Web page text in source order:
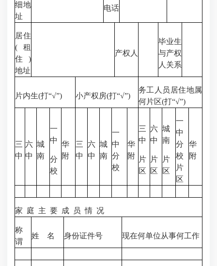
细地
址
电话
居住
(租
住)
地址
产权人
毕业生
与产权
人关系
片内生(打“√”) 小产权房(打“√”)
务工人员居住地属
何片区(打“√”)
三
中
六
中
城
南
一
中
分
校
华
附
三
中
六
中
城
南
一
中
分
校
华
附
三
中
片
区
六
中
片
区
城
南
片
区
一
中
分
校
片
区
华
附
家 庭 主 要 成 员 情 况
称
谓
姓 名 身份证件号 现在何单位从事何工作